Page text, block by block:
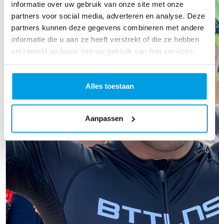
informatie over uw gebruik van onze site met onze
partners voor social media, adverteren en analyse. Deze
partners kunnen deze gegevens combineren met andere
informatie die u aan ze heeft verstrekt of die ze hebben
verzameld op basis van uw gebruik van hun services.
Alles toestaan
Aanpassen
Anoniem
Sukses Ap!!
Lianne L
Succes Ap
Franka Boudewijn
Jos Maarel